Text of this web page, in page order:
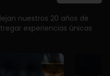
nuestros 20 años de
experiencias únicas